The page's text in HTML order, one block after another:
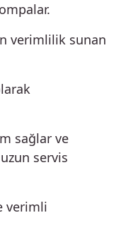
verimlilik sunan
sağlar ve
servis
verimli